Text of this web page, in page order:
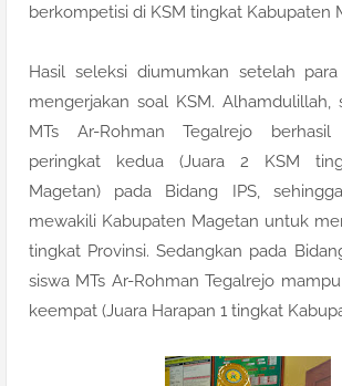
berkompetisi di KSM tingkat Kabupaten
Hasil seleksi diumumkan setelah
mengerjakan soal KSM. Alhamdulillah,
MTs Ar-Rohman Tegalrejo
peringkat kedua (Juara 2 KSM
Magetan) pada Bidang IPS,
mewakili Kabupaten Magetan untuk
tingkat Provinsi. Sedangkan pada
siswa MTs Ar-Rohman Tegalrejo
keempat (Juara Harapan 1 tingkat